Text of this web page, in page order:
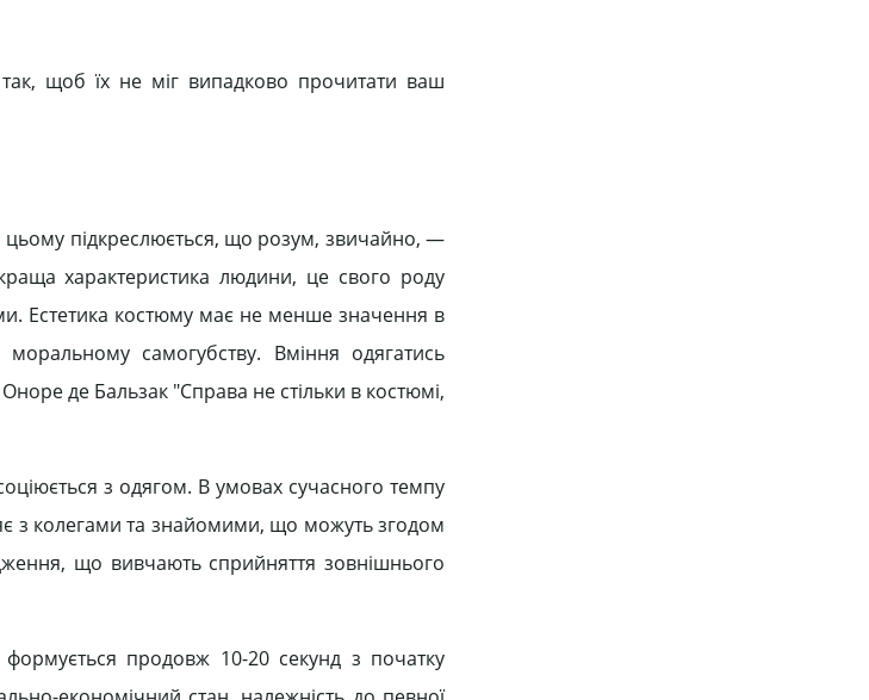
щоб їх не міг випадково прочитати ваш
цьому підкреслюється, що розум, звичайно, —
характеристика людини, це свого роду
Естетика костюму має не менше значення в
самогубству. Вміння одягатись
де Бальзак "Справа не стільки в костюмі,
з одягом. В умовах сучасного темпу
з колегами та знайомими, що можуть згодом
що вивчають сприйняття зовнішнього
продовж 10-20 секунд з початку